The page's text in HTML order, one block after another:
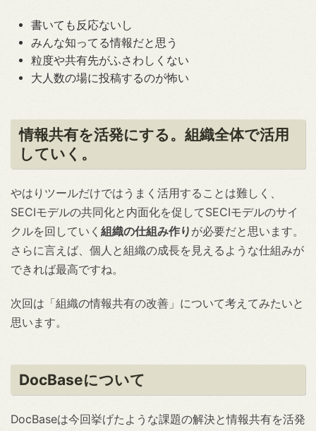
書いても反応ないし
みんな知ってる情報だと思う
粒度や共有先がふさわしくない
大人数の場に投稿するのが怖い
情報共有を活発にする。組織全体で活用
していく。
やはりツールだけではうまく活用することは難しく、
SECIモデルの共同化と内面化を促してSECIモデルのサイ
クルを回していく 組織の仕組み作り が必要だと思います。
さらに言えば、個人と組織の成長を見えるような仕組みが
できれば最高ですね。
次回は「組織の情報共有の改善」について考えてみたいと
思います。
DocBaseについて
DocBaseは今回挙げたような課題の解決と情報共有を活発